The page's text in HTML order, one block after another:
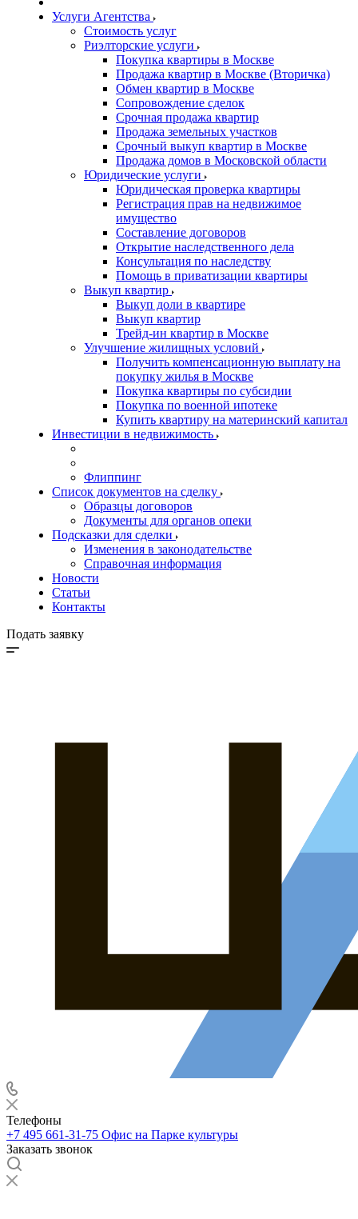
Услуги Агентства
Стоимость услуг
Риэлторские услуги
Покупка квартиры в Москве
Продажа квартир в Москве (Вторичка)
Обмен квартир в Москве
Сопровождение сделок
Срочная продажа квартир
Продажа земельных участков
Срочный выкуп квартир в Москве
Продажа домов в Московской области
Юридические услуги
Юридическая проверка квартиры
Регистрация прав на недвижимое
имущество
Составление договоров
Открытие наследственного дела
Консультация по наследству
Помощь в приватизации квартиры
Выкуп квартир
Выкуп доли в квартире
Выкуп квартир
Трейд-ин квартир в Москве
Улучшение жилищных условий
Получить компенсационную выплату на
покупку жилья в Москве
Покупка квартиры по субсидии
Покупка по военной ипотеке
Купить квартиру на материнский капитал
Инвестиции в недвижимость
Флиппинг
Список документов на сделку
Образцы договоров
Документы для органов опеки
Подсказки для сделки
Изменения в законодательстве
Справочная информация
Новости
Статьи
Контакты
Подать заявку
Телефоны
+7 495 661-31-75 Офис на Парке культуры
Заказать звонок